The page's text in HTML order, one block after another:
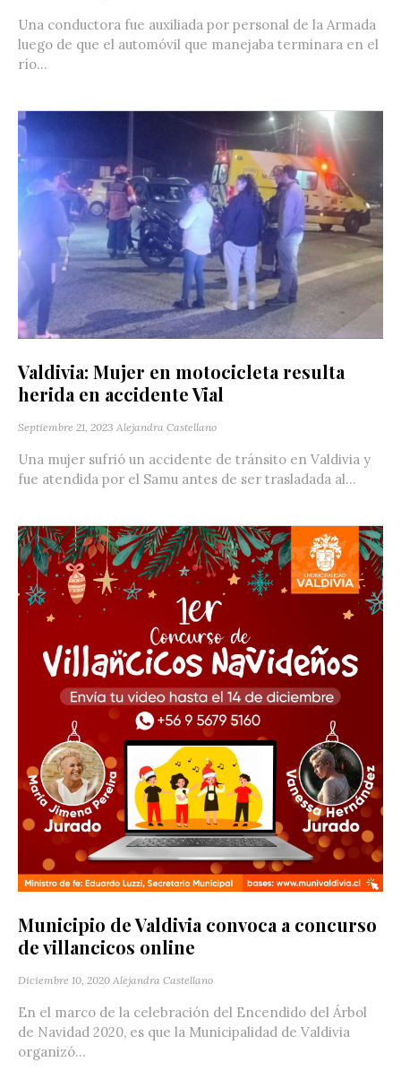
Una conductora fue auxiliada por personal de la Armada
luego de que el automóvil que manejaba terminara en el
río...
Valdivia: Mujer en motocicleta resulta
herida en accidente Vial
Septiembre 21, 2023 Alejandra Castellano
Una mujer sufrió un accidente de tránsito en Valdivia y
fue atendida por el Samu antes de ser trasladada al...
Municipio de Valdivia convoca a concurso
de villancicos online
Diciembre 10, 2020 Alejandra Castellano
En el marco de la celebración del Encendido del Árbol
de Navidad 2020, es que la Municipalidad de Valdivia
organizó...